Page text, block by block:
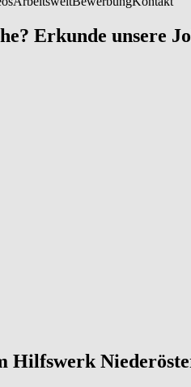
Erkunde unsere
Hilfswerk